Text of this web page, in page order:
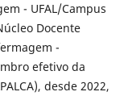
- UFAL/Campus
Docente
-
efetivo da
desde 2022,